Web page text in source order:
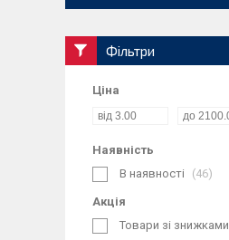
Фільтри
Ціна
Наявність
В наявності
46
Акція
Товари зі знижками